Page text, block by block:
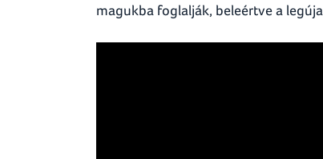
magukba foglalják, beleértve a